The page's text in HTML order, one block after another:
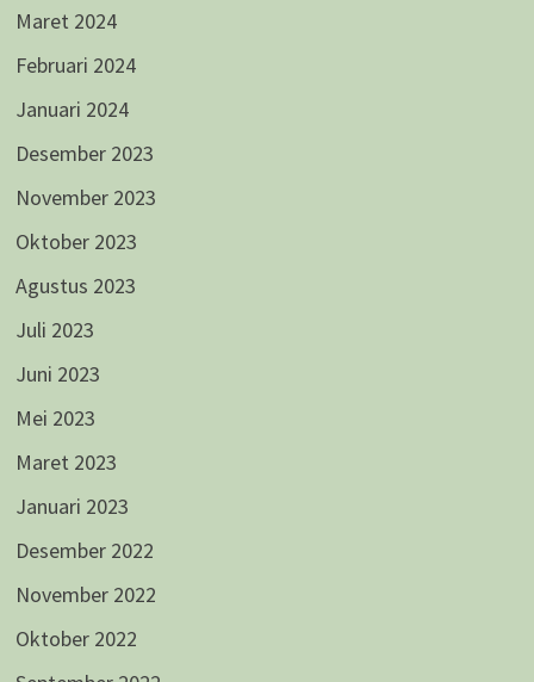
Maret 2024
Februari 2024
Januari 2024
Desember 2023
November 2023
Oktober 2023
Agustus 2023
Juli 2023
Juni 2023
Mei 2023
Maret 2023
Januari 2023
Desember 2022
November 2022
Oktober 2022